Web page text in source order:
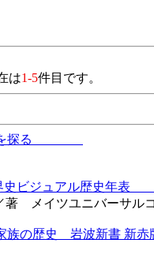
は1-5件目です。
墳を探る
史ビジュアル歴史年
著 メイツユニバーサル
の歴史 岩波新書 新赤